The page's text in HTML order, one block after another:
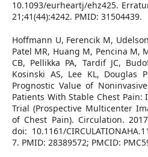
10.1093/eurheartj/ehz425.
21;41(44):4242. PMID: 31504439.
Hoffmann U, Ferencik M,
Patel MR, Huang M, Pencina M,
CB, Pellikka PA, Tardif JC,
Kosinski AS, Lee KL, Douglas
Prognostic Value of
Patients With Stable Chest Pain:
Trial (Prospective Multicenter
of Chest Pain). Circulation.
doi: 10.1161/
7. PMID: 28389572; PMCID: